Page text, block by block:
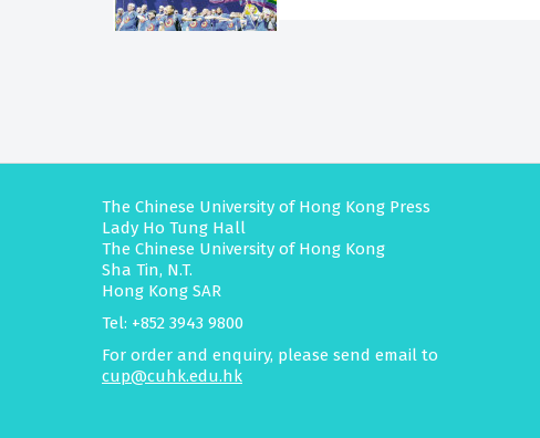
The Chinese University of Hong Kong Press
Lady Ho Tung Hall
The Chinese University of Hong Kong
Sha Tin, N.T.
Hong Kong SAR
Tel: +852 3943 9800
For order and enquiry, please send email to
cup@cuhk.edu.hk